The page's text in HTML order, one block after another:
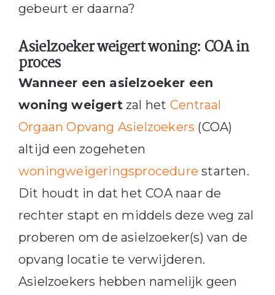
gebeurt er daarna?
Asielzoeker weigert woning: COA in
proces
Wanneer een asielzoeker een
woning weigertzal het Centraal
Orgaan Opvang Asielzoekers (COA)
altijd een zogeheten
woningweigeringsprocedure starten.
Dit houdt in dat het COA naar de
rechter stapt en middels deze weg zal
proberen om de asielzoeker(s) van de
opvang locatie te verwijderen.
Asielzoekers hebben namelijk geen